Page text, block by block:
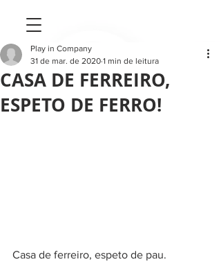
CASA DE FERREIRO,
ESPETO DE FERRO!
Play in Company
31 de mar. de 2020 1 min de leitura
Casa de ferreiro, espeto de pau.